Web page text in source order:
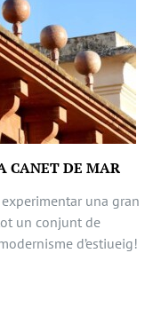
CANET DE MAR
una gran
un conjunt de
d’estiueig!